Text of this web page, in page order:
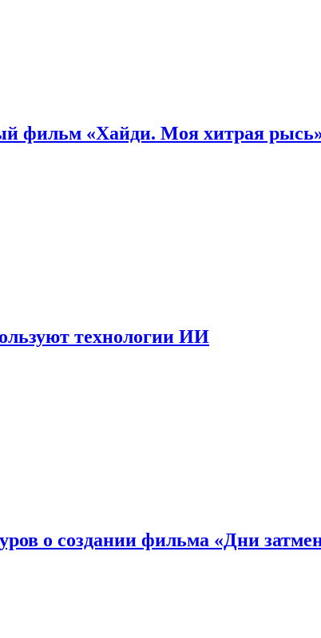
фильм «Хайди. Моя хитрая
технологии ИИ
о создании фильма «Дни